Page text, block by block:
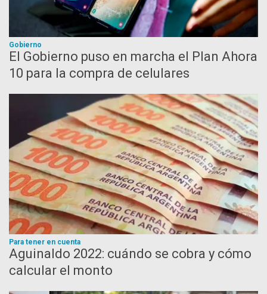
Gobierno
El Gobierno puso en marcha el Plan Ahora
10 para la compra de celulares
Para tener en cuenta
Aguinaldo 2022: cuándo se cobra y cómo
calcular el monto